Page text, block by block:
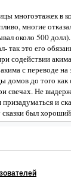
многоэтажек в
многие
около 500
так это его
содействии
с переводе
домов до того
свечах. Не
и
был